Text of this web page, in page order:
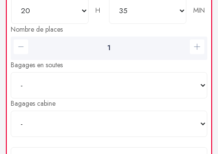
H
MIN
Nombre de places
Bagages en soutes
Bagages cabine